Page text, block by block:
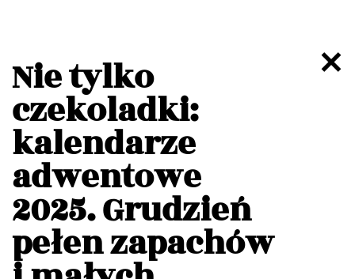
Nie tylko
czekoladki:
kalendarze
adwentowe
2025. Grudzień
pełen zapachów